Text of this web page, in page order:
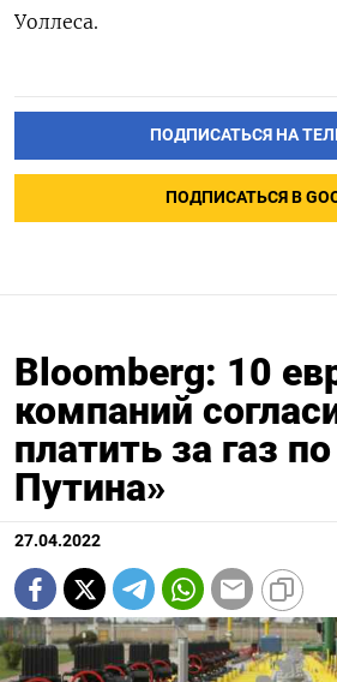
Уоллеса.
ПОДПИСАТЬСЯ НА
ПОДПИСАТЬСЯ В
Bloomberg: 10
компаний
платить за газ
Путина»
27.04.2022